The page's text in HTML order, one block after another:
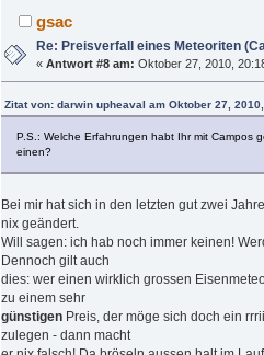
gsac
Re: Preisverfall eines Meteoriten
«Antwort #8 am: Oktober 27, 2010,
Zitat von: darwin upheaval am Oktober 27,
P.S.: Welche Erfahrungen habt Ihr mit Campos
einen?
Bei mir hat sich in den letzten gut zwei
nix geändert.
Will sagen: ich hab noch immer keinen!
Dennoch gilt auch
dies: wer einen wirklich grossen
zu einem sehr
günstigen Preis, der möge sich doch ein
zulegen - dann macht